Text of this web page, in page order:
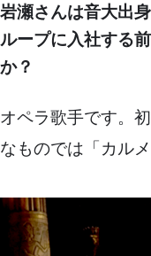
岩瀬さんは音大出
ループに入社する
か？
オペラ歌手です。
なものでは「カル